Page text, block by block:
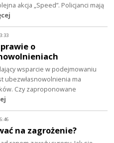
akcja „Speed”. Policjanci mają
o
wsparcie w podejmowaniu
ubezwłasnowolnienia ma
Czy zaproponowane
na zagrożenie?